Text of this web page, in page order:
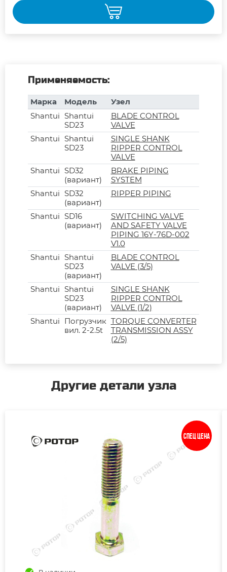
Применяемость:
Марка Модель
Узел
Shantui Shantui
SD23
BLADE CONTROL
VALVE
Shantui Shantui
SD23
SINGLE SHANK
RIPPER CONTROL
VALVE
Shantui SD32
(вариант)
BRAKE PIPING
SYSTEM
Shantui SD32
(вариант)
RIPPER PIPING
Shantui SD16
(вариант)
SWITCHING VALVE
AND SAFETY VALVE
PIPING 16Y-76D-002
V1.0
Shantui Shantui
SD23
(вариант)
BLADE CONTROL
VALVE (3/5)
Shantui Shantui
SD23
(вариант)
SINGLE SHANK
RIPPER CONTROL
VALVE (1/2)
Shantui Погрузчик
вил. 2-2.5t
TORQUE CONVERTER
TRANSMISSION ASSY
(2/5)
Другие детали узла
Спец цена